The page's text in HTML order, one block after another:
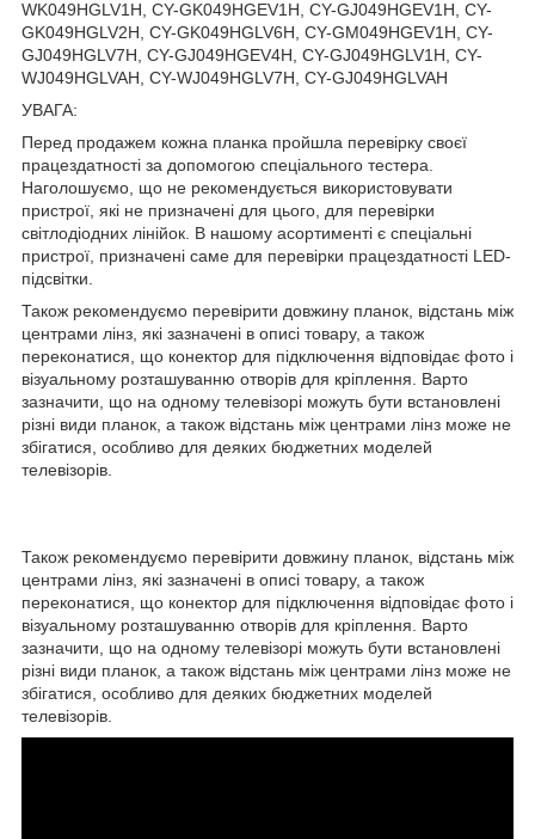
WK049HGLV1H, CY-GK049HGEV1H, CY-GJ049HGEV1H, CY-
GK049HGLV2H, CY-GK049HGLV6H, CY-GM049HGEV1H, CY-
GJ049HGLV7H, CY-GJ049HGEV4H, CY-GJ049HGLV1H, CY-
WJ049HGLVAH, CY-WJ049HGLV7H, CY-GJ049HGLVAH
УВАГА:
Перед продажем кожна планка пройшла перевірку своєї
працездатності за допомогою спеціального тестера.
Наголошуємо, що не рекомендується використовувати
пристрої, які не призначені для цього, для перевірки
світлодіодних лінійок. В нашому асортименті є спеціальні
пристрої, призначені саме для перевірки працездатності LED-
підсвітки.
Також рекомендуємо перевірити довжину планок, відстань між
центрами лінз, які зазначені в описі товару, а також
переконатися, що конектор для підключення відповідає фото і
візуальному розташуванню отворів для кріплення. Варто
зазначити, що на одному телевізорі можуть бути встановлені
різні види планок, а також відстань між центрами лінз може не
збігатися, особливо для деяких бюджетних моделей
телевізорів.
Також рекомендуємо перевірити довжину планок, відстань між
центрами лінз, які зазначені в описі товару, а також
переконатися, що конектор для підключення відповідає фото і
візуальному розташуванню отворів для кріплення. Варто
зазначити, що на одному телевізорі можуть бути встановлені
різні види планок, а також відстань між центрами лінз може не
збігатися, особливо для деяких бюджетних моделей
телевізорів.